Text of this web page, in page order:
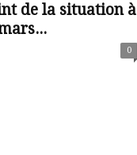
de la situation à
0